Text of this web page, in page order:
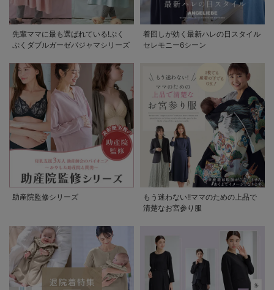
先輩ママに最も選ばれている!ぷく
ぷくダブルガーゼパジャマシリーズ
着回しが効く最新ハレの日スタイル
セレモニー6シーン
助産院監修シリーズ
もう迷わない!!ママのための上品で
清楚なお宮参り服